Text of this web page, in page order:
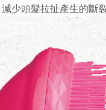
減少頭髮拉扯產生的斷